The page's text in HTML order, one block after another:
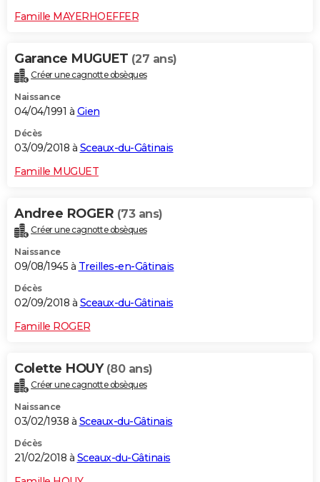
Famille MAYERHOEFFER
Garance MUGUET (27 ans)
Créer une cagnotte obsèques
Naissance
04/04/1991 à Gien
Décès
03/09/2018 à Sceaux-du-Gâtinais
Famille MUGUET
Andree ROGER (73 ans)
Créer une cagnotte obsèques
Naissance
09/08/1945 à Treilles-en-Gâtinais
Décès
02/09/2018 à Sceaux-du-Gâtinais
Famille ROGER
Colette HOUY (80 ans)
Créer une cagnotte obsèques
Naissance
03/02/1938 à Sceaux-du-Gâtinais
Décès
21/02/2018 à Sceaux-du-Gâtinais